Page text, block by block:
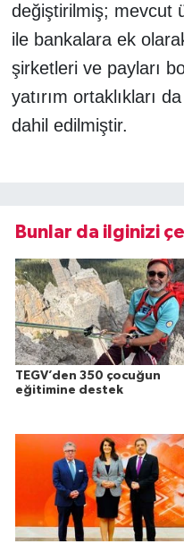
değiştirilmiş; mevcut
ile bankalara ek
şirketleri ve payları
yatırım ortaklıkları
dahil edilmiştir.
Bunlar da ilginizi
TEGV’den 350 çocuğun
eğitimine destek